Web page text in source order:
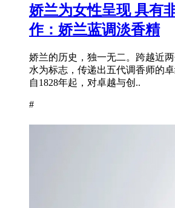
娇兰为女性呈现 具有
作：娇兰蓝调淡香精
娇兰的历史，独一无二。跨越近
水为标志，传递出五代调香师的卓
自1828年起，对卓越与创..
#